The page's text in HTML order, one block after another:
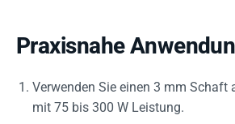
Praxisnahe
Verwenden Sie einen 3 mm Schaft
mit 75 bis 300 W Leistung.